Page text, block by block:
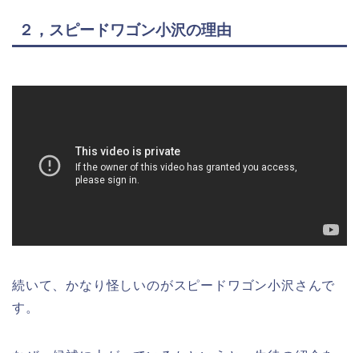
２，スピードワゴン小沢の理由
続いて、かなり怪しいのがスピードワゴン小沢さんで
す。